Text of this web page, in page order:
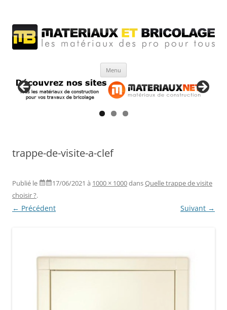
Menu
trappe-de-visite-a-clef
Publié le 17/06/2021 à 1000 × 1000dansQuelle trappe de visite
choisir ?.
← Précédent Suivant →